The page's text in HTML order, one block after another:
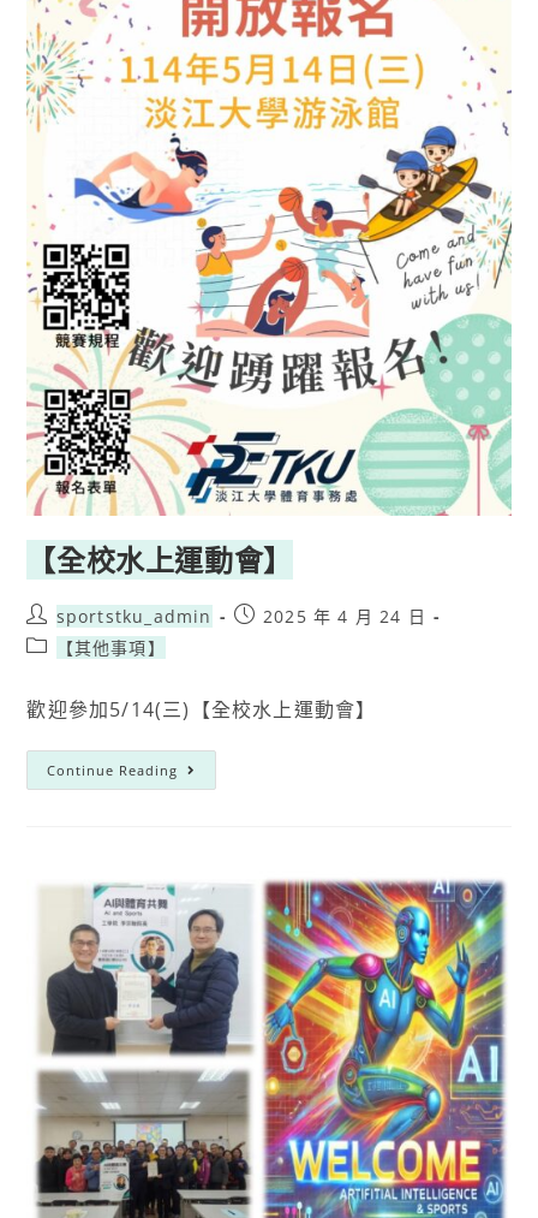
【全校水上運動會】
sportstku_admin
2025 年 4 月 24 日
【其他事項】
歡迎參加5/14(三)【全校水上運動會】
Continue Reading